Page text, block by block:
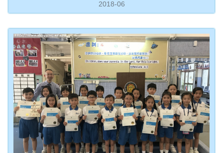
2018-06